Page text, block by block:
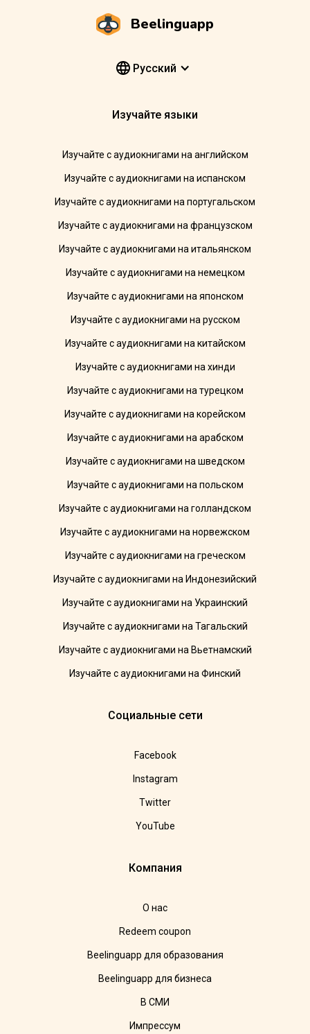
Beelinguapp
Pусский
Изучайте языки
Изучайте с аудиокнигами на английском
Изучайте с аудиокнигами на испанском
Изучайте с аудиокнигами на португальском
Изучайте с аудиокнигами на французском
Изучайте с аудиокнигами на итальянском
Изучайте с аудиокнигами на немецком
Изучайте с аудиокнигами на японском
Изучайте с аудиокнигами на русском
Изучайте с аудиокнигами на китайском
Изучайте с аудиокнигами на хинди
Изучайте с аудиокнигами на турецком
Изучайте с аудиокнигами на корейском
Изучайте с аудиокнигами на арабском
Изучайте с аудиокнигами на шведском
Изучайте с аудиокнигами на польском
Изучайте с аудиокнигами на голландском
Изучайте с аудиокнигами на норвежском
Изучайте с аудиокнигами на греческом
Изучайте с аудиокнигами на Индонезийский
Изучайте с аудиокнигами на Украинский
Изучайте с аудиокнигами на Тагальский
Изучайте с аудиокнигами на Вьетнамский
Изучайте с аудиокнигами на Финский
Социальные сети
Facebook
Instagram
Twitter
YouTube
Компания
О нас
Redeem coupon
Beelinguapp для образования
Beelinguapp для бизнеса
В СМИ
Импрессум